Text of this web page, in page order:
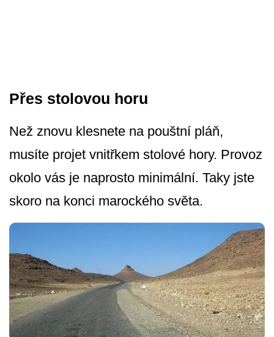
Přes stolovou horu
Než znovu klesnete na pouštní pláň,
musíte projet vnitřkem stolové hory. Provoz
okolo vás je naprosto minimální. Taky jste
skoro na konci marockého světa.